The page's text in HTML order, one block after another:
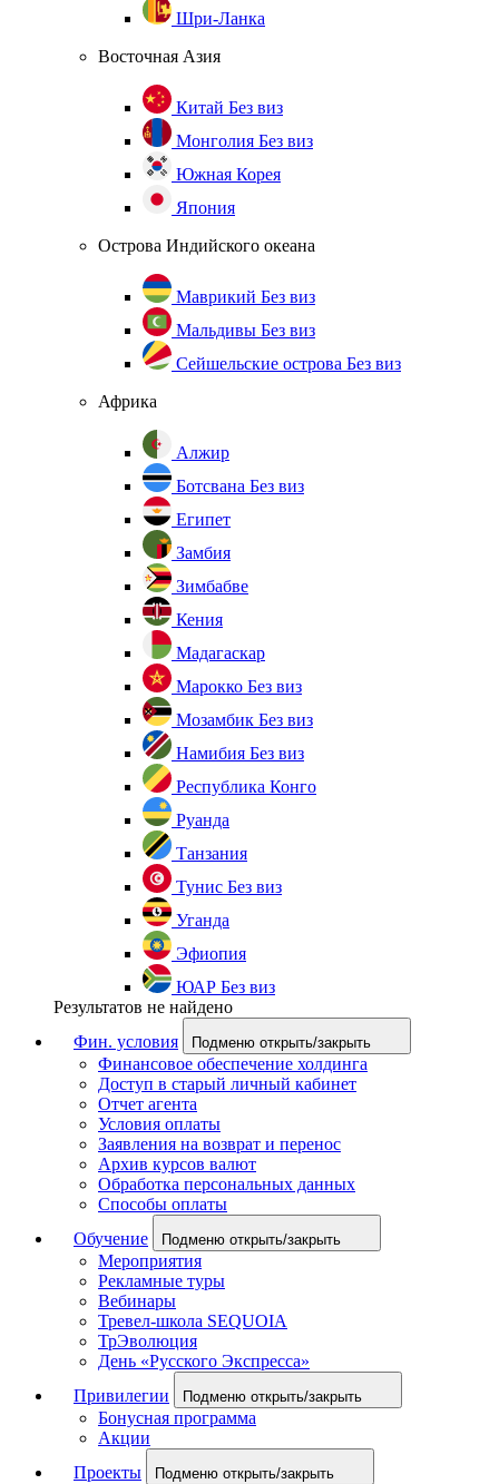
Шри-Ланка
Восточная Азия
Китай Без виз
Монголия Без виз
Южная Корея
Япония
Острова Индийского океана
Маврикий Без виз
Мальдивы Без виз
Сейшельские острова Без виз
Африка
Алжир
Ботсвана Без виз
Египет
Замбия
Зимбабве
Кения
Мадагаскар
Марокко Без виз
Мозамбик Без виз
Намибия Без виз
Республика Конго
Руанда
Танзания
Тунис Без виз
Уганда
Эфиопия
ЮАР Без виз
Результатов не найдено
Фин. условия
Подменю открыть/закрыть
Финансовое обеспечение холдинга
Доступ в старый личный кабинет
Отчет агента
Условия оплаты
Заявления на возврат и перенос
Архив курсов валют
Обработка персональных данных
Способы оплаты
Обучение
Подменю открыть/закрыть
Мероприятия
Рекламные туры
Вебинары
Тревел-школа SEQUOIA
ТрЭволюция
День «Русского Экспресса»
Привилегии
Подменю открыть/закрыть
Бонусная программа
Акции
Проекты
Подменю открыть/закрыть